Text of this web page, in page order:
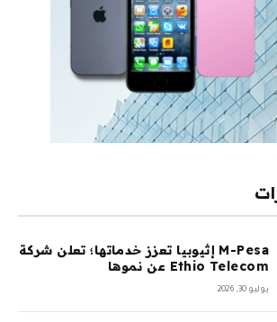
M-Pesa إثيوبيا تعزز خدماتها؛ تعلن شركة
Ethio Telecom عن نموها
يوليو 30, 2026